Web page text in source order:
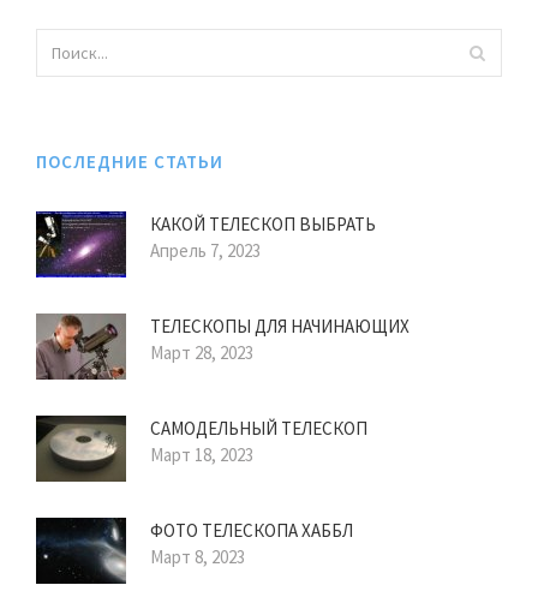
ПОСЛЕДНИЕ СТАТЬИ
КАКОЙ ТЕЛЕСКОП ВЫБРАТЬ
Апрель 7, 2023
ТЕЛЕСКОПЫ ДЛЯ НАЧИНАЮЩИХ
Март 28, 2023
САМОДЕЛЬНЫЙ ТЕЛЕСКОП
Март 18, 2023
ФОТО ТЕЛЕСКОПА ХАББЛ
Март 8, 2023